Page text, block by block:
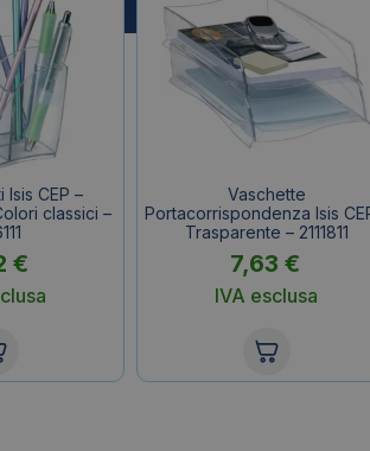
CEP –
classici –
€
Vaschette
Portacorrispondenza Isis
Trasparente – 2111811
7,63 €
IVA esclusa